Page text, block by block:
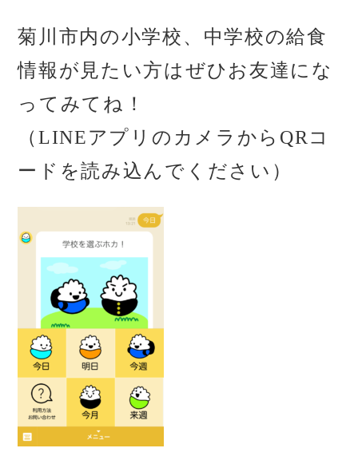
菊川市内の小学校、中学校の給食
情報が見たい方はぜひお友達にな
ってみてね！
（LINEアプリのカメラからQRコ
ードを読み込んでください）